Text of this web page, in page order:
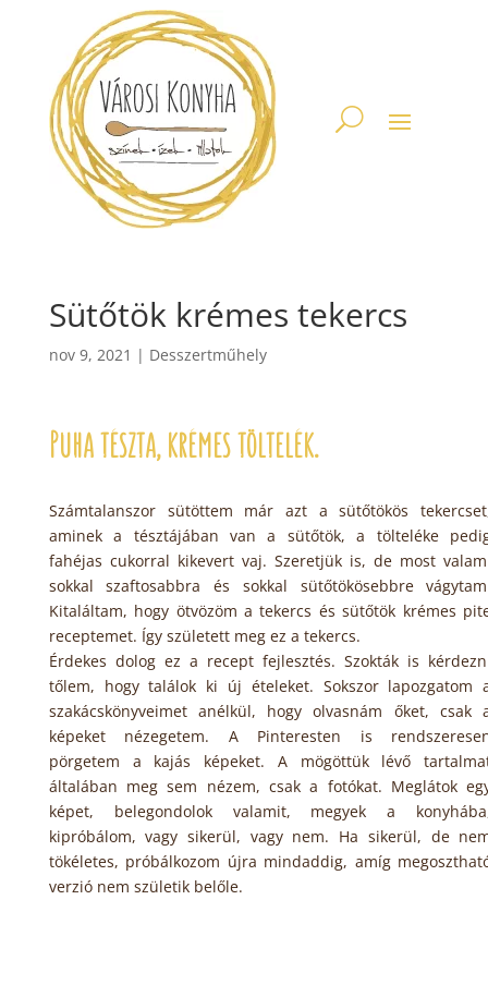
Sütőtök krémes tekercs
nov 9, 2021 | Desszertműhely
Puha tészta, krémes töltelék.
Számtalanszor sütöttem már azt a sütőtökös
aminek a tésztájában van a sütőtök, a tölteléke
fahéjas cukorral kikevert vaj. Szeretjük is, de most
sokkal szaftosabbra és sokkal sütőtökösebbre
Kitaláltam, hogy ötvözöm a tekercs és sütőtök krémes
receptemet. Így született meg ez a tekercs.
Érdekes dolog ez a recept fejlesztés. Szokták is
tőlem, hogy találok ki új ételeket. Sokszor lapozgatom
szakácskönyveimet anélkül, hogy olvasnám őket, csak
képeket nézegetem. A Pinteresten is
pörgetem a kajás képeket. A mögöttük lévő
általában meg sem nézem, csak a fotókat. Meglátok
képet, belegondolok valamit, megyek a
kipróbálom, vagy sikerül, vagy nem. Ha sikerül, de
tökéletes, próbálkozom újra mindaddig, amíg
verzió nem születik belőle.